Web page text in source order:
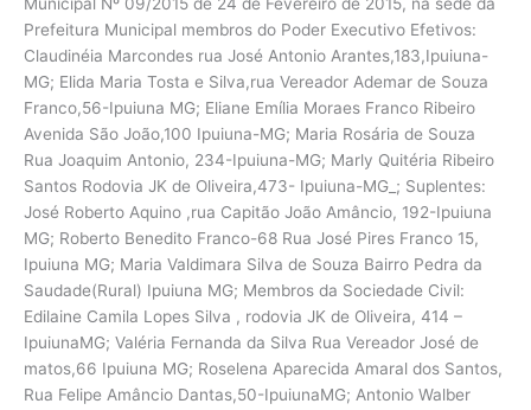
Prefeitura Municipal membros do Poder Executivo Efetivos:
Claudinéia Marcondes rua José Antonio Arantes,183,Ipuiuna-
MG; Elida Maria Tosta e Silva,rua Vereador Ademar de Souza
Franco,56-Ipuiuna MG; Eliane Emília Moraes Franco Ribeiro
Avenida São João,100 Ipuiuna-MG; Maria Rosária de Souza
Rua Joaquim Antonio, 234-Ipuiuna-MG; Marly Quitéria Ribeiro
Santos Rodovia JK de Oliveira,473- Ipuiuna-MG_; Suplentes:
José Roberto Aquino ,rua Capitão João Amâncio, 192-Ipuiuna
MG; Roberto Benedito Franco-68 Rua José Pires Franco 15,
Ipuiuna MG; Maria Valdimara Silva de Souza Bairro Pedra da
Saudade(Rural) Ipuiuna MG; Membros da Sociedade Civil:
Edilaine Camila Lopes Silva , rodovia JK de Oliveira, 414 –
IpuiunaMG; Valéria Fernanda da Silva Rua Vereador José de
matos,66 Ipuiuna MG; Roselena Aparecida Amaral dos Santos,
Rua Felipe Amâncio Dantas,50-IpuiunaMG; Antonio Walber